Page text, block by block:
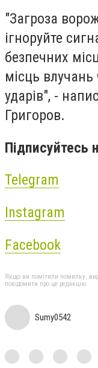
"Загроза
ігноруйте
безпечних
місць
ударів", -
Григоров.
Підписуйтесь
Telegram
Instagram
Facebook
Якщо ви помітили помилку,
повідомити про це редакцію
Sumy0542